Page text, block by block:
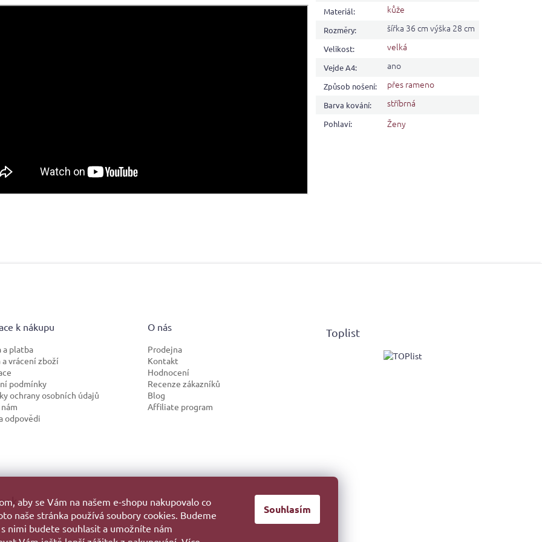
aby se Vám na našem e-shopu nakupovalo co
naše stránka používá soubory cookies. Budeme
nimi budete souhlasit a umožníte nám
Souhlasím
Materiál: kůže
Rozměry: šířka 36 cm výška 28 cm
Velikost: velká
Vejde A4: ano
Způsob nošení: přes rameno
Barva kování: stříbrná
Pohlaví: Ženy
k nákupu
a platba
vrácení zboží
podmínky
ochrany osobních údajů
odpovědi
O nás
Prodejna
Kontakt
Hodnocení
Recenze zákazníků
Blog
Affiliate program
Toplist